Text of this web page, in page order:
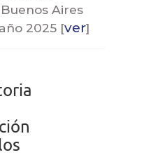
Aires
2025 [ver]